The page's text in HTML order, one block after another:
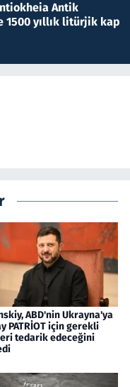
Antik
1500 yıllık litürjik kap
ABD'nin Ukrayna'ya
PATRİOT için gerekli
tedarik edeceğini